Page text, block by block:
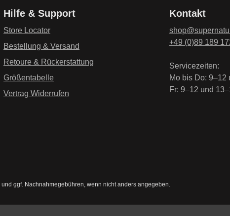
genommen
und ggf. Nachnahmegebühren, wenn nicht anders angegeben.
Hilfe & Support
Store Locator
Bestellung & Versand
Retoure & Rückerstattung
Größentabelle
Vertrag Widerrufen
Kontakt
+49 (0)89 189
Servicezeiten:
Mo bis Do: 9–12
Fr: 9–12 und